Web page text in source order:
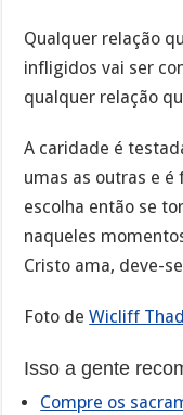
Qualquer relação
infligidos vai ser
qualquer relação
A caridade é
umas as outras e
escolha então se
naqueles
Cristo ama, deve-
Foto deWicliff
Isso a gente
Compre os